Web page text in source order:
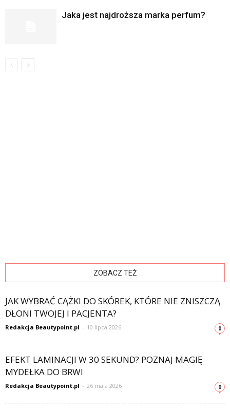
Jaka jest najdroższa marka perfum?
ZOBACZ TEŻ
JAK WYBRAĆ CĄŻKI DO SKÓREK, KTÓRE NIE ZNISZCZĄ
DŁONI TWOJEJ I PACJENTA?
Redakcja Beautypoint.pl - 10 lipca 2026 0
EFEKT LAMINACJI W 30 SEKUND? POZNAJ MAGIĘ
MYDEŁKA DO BRWI
Redakcja Beautypoint.pl - 26 maja 2026 0